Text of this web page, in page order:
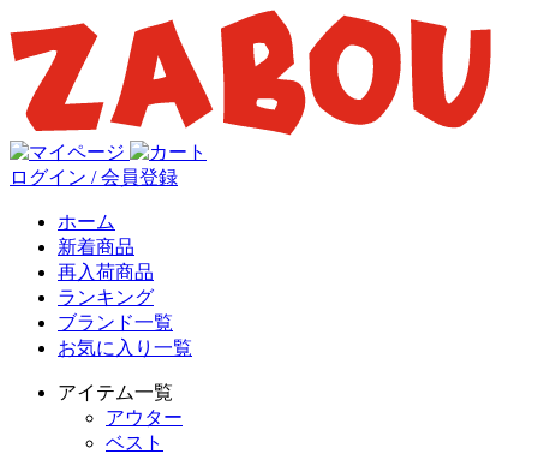
ログイン / 会員登録
ホーム
新着商品
再入荷商品
ランキング
ブランド一覧
お気に入り一覧
アイテム一覧
アウター
ベスト